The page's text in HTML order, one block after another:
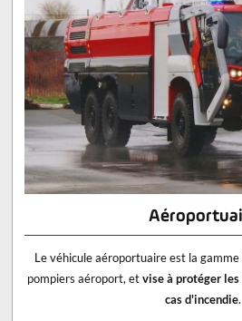
Le véhicule aéroportuaire est la
pompiers aéroport, etvise à protéger
cas d'incendie.